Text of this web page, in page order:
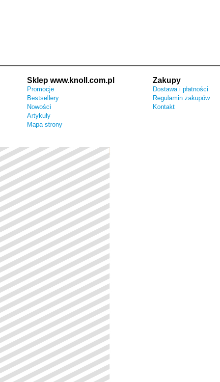
Sklep www.knoll.com.pl
Promocje
Bestsellery
Nowości
Artykuły
Mapa strony
Zakupy
Dostawa i płatności
Regulamin zakupów
Kontakt